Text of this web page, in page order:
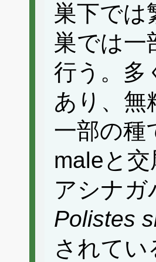
巣下では
巣では一
行う。多
あり、無
一部の種
maleと
アシナガ
Polistes
されてい